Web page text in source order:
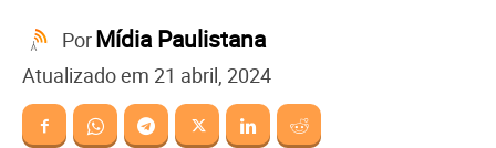
PorMídia Paulistana
Atualizado em 21 abril, 2024